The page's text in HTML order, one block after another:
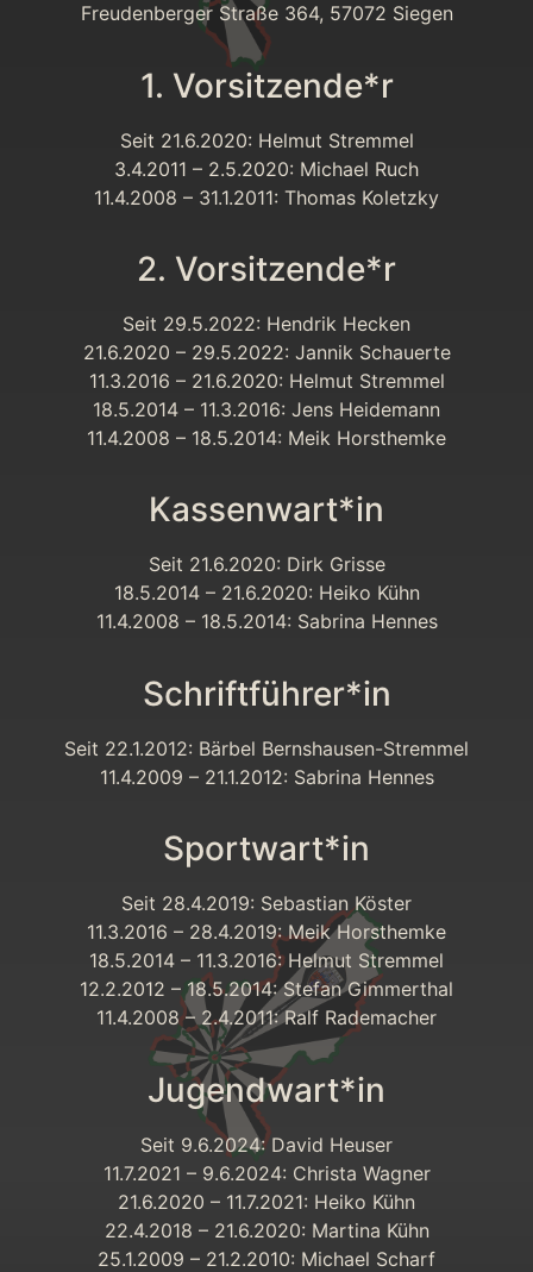
Freudenberger Straße 364, 57072 Siegen
1. Vorsitzende*r
Seit 21.6.2020: Helmut Stremmel
3.4.2011 – 2.5.2020: Michael Ruch
11.4.2008 – 31.1.2011: Thomas Koletzky
2. Vorsitzende*r
Seit 29.5.2022: Hendrik Hecken
21.6.2020 – 29.5.2022: Jannik Schauerte
11.3.2016 – 21.6.2020: Helmut Stremmel
18.5.2014 – 11.3.2016: Jens Heidemann
11.4.2008 – 18.5.2014: Meik Horsthemke
Kassenwart*in
Seit 21.6.2020: Dirk Grisse
18.5.2014 – 21.6.2020: Heiko Kühn
11.4.2008 – 18.5.2014: Sabrina Hennes
Schriftführer*in
Seit 22.1.2012: Bärbel Bernshausen-Stremmel
11.4.2009 – 21.1.2012: Sabrina Hennes
Sportwart*in
Seit 28.4.2019: Sebastian Köster
11.3.2016 – 28.4.2019: Meik Horsthemke
18.5.2014 – 11.3.2016: Helmut Stremmel
12.2.2012 – 18.5.2014: Stefan Gimmerthal
11.4.2008 – 2.4.2011: Ralf Rademacher
Jugendwart*in
Seit 9.6.2024: David Heuser
11.7.2021 – 9.6.2024: Christa Wagner
21.6.2020 – 11.7.2021: Heiko Kühn
22.4.2018 – 21.6.2020: Martina Kühn
25.1.2009 – 21.2.2010: Michael Scharf